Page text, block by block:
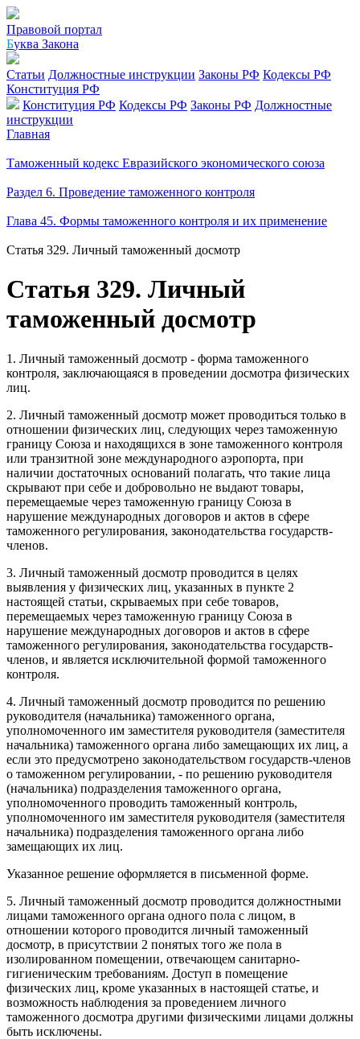
Правовой портал
Буква Закона
Статьи Должностные инструкции Законы РФ Кодексы РФ
Конституция РФ
Конституция РФ Кодексы РФ Законы РФ Должностные
инструкции
Главная
Таможенный кодекс Евразийского экономического союза
Раздел 6. Проведение таможенного контроля
Глава 45. Формы таможенного контроля и их применение
Статья 329. Личный таможенный досмотр
Статья 329. Личный
таможенный досмотр
1. Личный таможенный досмотр - форма таможенного
контроля, заключающаяся в проведении досмотра физических
лиц.
2. Личный таможенный досмотр может проводиться только в
отношении физических лиц, следующих через таможенную
границу Союза и находящихся в зоне таможенного контроля
или транзитной зоне международного аэропорта, при
наличии достаточных оснований полагать, что такие лица
скрывают при себе и добровольно не выдают товары,
перемещаемые через таможенную границу Союза в
нарушение международных договоров и актов в сфере
таможенного регулирования, законодательства государств-
членов.
3. Личный таможенный досмотр проводится в целях
выявления у физических лиц, указанных в пункте 2
настоящей статьи, скрываемых при себе товаров,
перемещаемых через таможенную границу Союза в
нарушение международных договоров и актов в сфере
таможенного регулирования, законодательства государств-
членов, и является исключительной формой таможенного
контроля.
4. Личный таможенный досмотр проводится по решению
руководителя (начальника) таможенного органа,
уполномоченного им заместителя руководителя (заместителя
начальника) таможенного органа либо замещающих их лиц, а
если это предусмотрено законодательством государств-членов
о таможенном регулировании, - по решению руководителя
(начальника) подразделения таможенного органа,
уполномоченного проводить таможенный контроль,
уполномоченного им заместителя руководителя (заместителя
начальника) подразделения таможенного органа либо
замещающих их лиц.
Указанное решение оформляется в письменной форме.
5. Личный таможенный досмотр проводится должностными
лицами таможенного органа одного пола с лицом, в
отношении которого проводится личный таможенный
досмотр, в присутствии 2 понятых того же пола в
изолированном помещении, отвечающем санитарно-
гигиеническим требованиям. Доступ в помещение
физических лиц, кроме указанных в настоящей статье, и
возможность наблюдения за проведением личного
таможенного досмотра другими физическими лицами должны
быть исключены.